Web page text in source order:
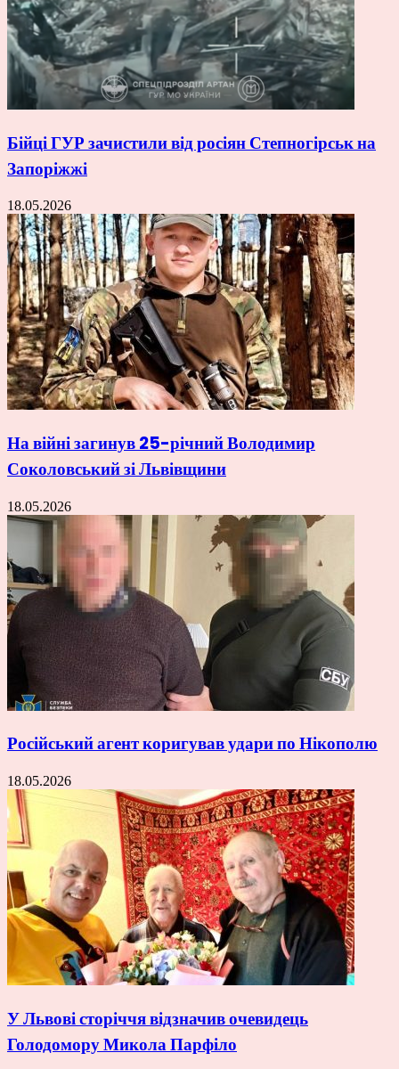
Бійці ГУР зачистили від росіян Степногірськ на
Запоріжжі
18.05.2026
На війні загинув 25-річний Володимир
Соколовський зі Львівщини
18.05.2026
Російський агент коригував удари по Нікополю
18.05.2026
У Львові сторіччя відзначив очевидець
Голодомору Микола Парфіло